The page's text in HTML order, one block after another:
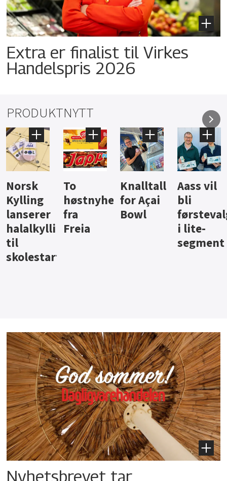
Extra er finalist til Virkes
Handelspris 2026
PRODUKTNYTT
Knalltall
for Açai
Bowl
Aass vil
bli
førstevalg
i lite-
Brus og
jus fra
Berentsen
Hard
iste fra
Hansa
Nyhetsbrevet tar